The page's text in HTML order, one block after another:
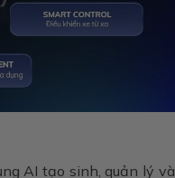
AI tạo sinh, quản lý và